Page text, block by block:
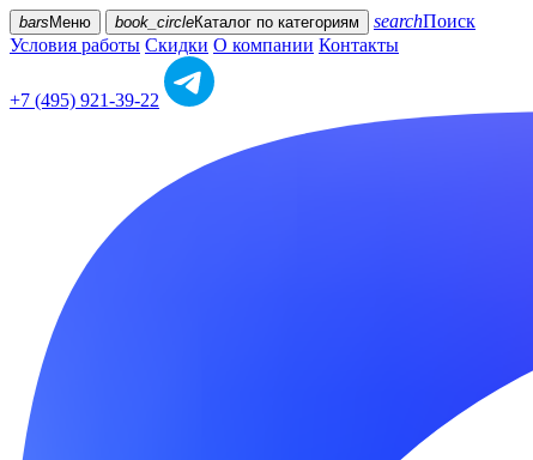
bars Меню book_circleКаталог по категориям searchПоиск
Условия работы Скидки О компании Контакты
+7 (495) 921-39-22